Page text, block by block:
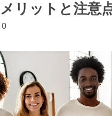
リットと注意